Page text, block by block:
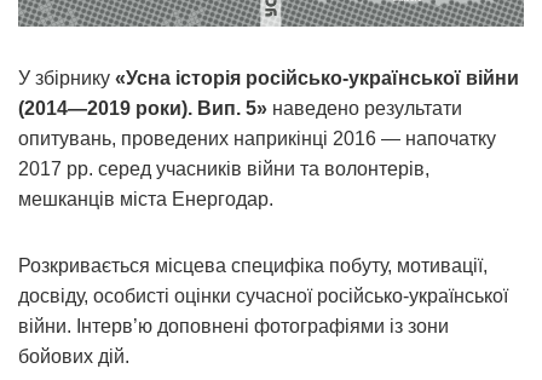
У збірнику «Усна історія російсько-української війни
(2014—2019 роки). Вип. 5» наведено результати
опитувань, проведених наприкінці 2016 — напочатку
2017 рр. серед учасників війни та волонтерів,
мешканців міста Енергодар.
Розкривається місцева специфіка побуту, мотивації,
досвіду, особисті оцінки сучасної російсько-української
війни. Інтерв’ю доповнені фотографіями із зони
бойових дій.